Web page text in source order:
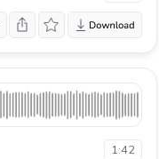
1:42